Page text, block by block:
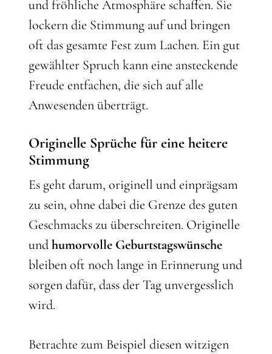
und fröhliche Atmosphäre schaffen. Sie
lockern die Stimmung auf und bringen
oft das gesamte Fest zum Lachen. Ein gut
gewählter Spruch kann eine ansteckende
Freude entfachen, die sich auf alle
Anwesenden überträgt.
Originelle Sprüche für eine heitere
Stimmung
Es geht darum, originell und einprägsam
zu sein, ohne dabei die Grenze des guten
Geschmacks zu überschreiten. Originelle
undhumorvolle Geburtstagswünsche
bleiben oft noch lange in Erinnerung und
sorgen dafür, dass der Tag unvergesslich
wird.
Betrachte zum Beispiel diesen witzigen